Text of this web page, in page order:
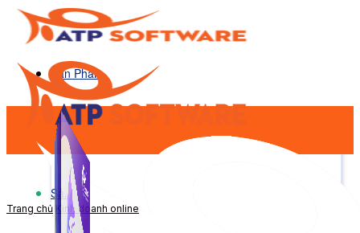
Sản Phẩm
Sản Phẩm
Trang chủ Kinh doanh online